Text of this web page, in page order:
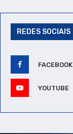
REDES SOCIAIS
FACEBOOK
YOUTUBE